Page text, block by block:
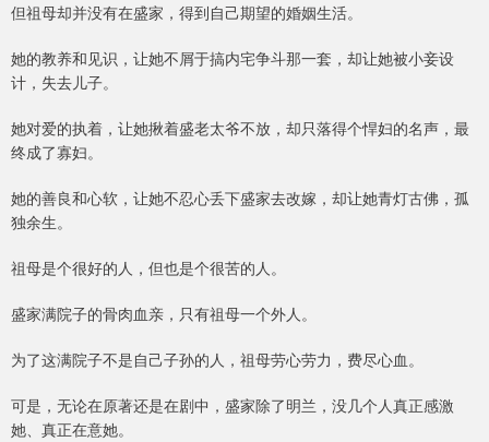
但祖母却并没有在盛家，得到自己期望的婚姻生活。
她的教养和见识，让她不屑于搞内宅争斗那一套，却让她被小妾设
计，失去儿子。
她对爱的执着，让她揪着盛老太爷不放，却只落得个悍妇的名声，最
终成了寡妇。
她的善良和心软，让她不忍心丢下盛家去改嫁，却让她青灯古佛，孤
独余生。
祖母是个很好的人，但也是个很苦的人。
盛家满院子的骨肉血亲，只有祖母一个外人。
为了这满院子不是自己子孙的人，祖母劳心劳力，费尽心血。
可是，无论在原著还是在剧中，盛家除了明兰，没几个人真正感激
她、真正在意她。